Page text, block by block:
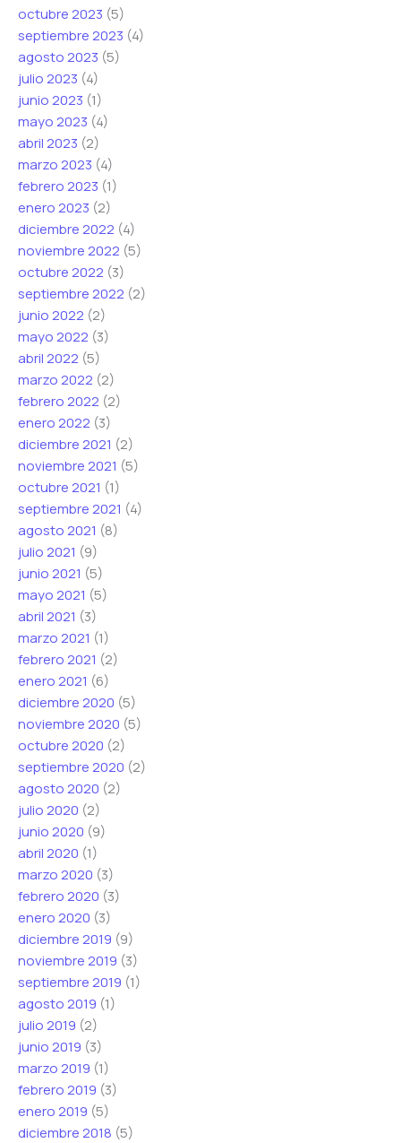
octubre 2023 (5)
septiembre 2023 (4)
agosto 2023 (5)
julio 2023 (4)
junio 2023 (1)
mayo 2023 (4)
abril 2023 (2)
marzo 2023 (4)
febrero 2023 (1)
enero 2023 (2)
diciembre 2022 (4)
noviembre 2022 (5)
octubre 2022 (3)
septiembre 2022 (2)
junio 2022 (2)
mayo 2022 (3)
abril 2022 (5)
marzo 2022 (2)
febrero 2022 (2)
enero 2022 (3)
diciembre 2021 (2)
noviembre 2021 (5)
octubre 2021 (1)
septiembre 2021 (4)
agosto 2021 (8)
julio 2021 (9)
junio 2021 (5)
mayo 2021 (5)
abril 2021 (3)
marzo 2021 (1)
febrero 2021 (2)
enero 2021 (6)
diciembre 2020 (5)
noviembre 2020 (5)
octubre 2020 (2)
septiembre 2020 (2)
agosto 2020 (2)
julio 2020 (2)
junio 2020 (9)
abril 2020 (1)
marzo 2020 (3)
febrero 2020 (3)
enero 2020 (3)
diciembre 2019 (9)
noviembre 2019 (3)
septiembre 2019 (1)
agosto 2019 (1)
julio 2019 (2)
junio 2019 (3)
marzo 2019 (1)
febrero 2019 (3)
enero 2019 (5)
diciembre 2018 (5)